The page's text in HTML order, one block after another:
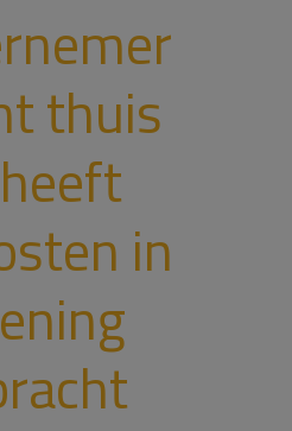
thuis
in